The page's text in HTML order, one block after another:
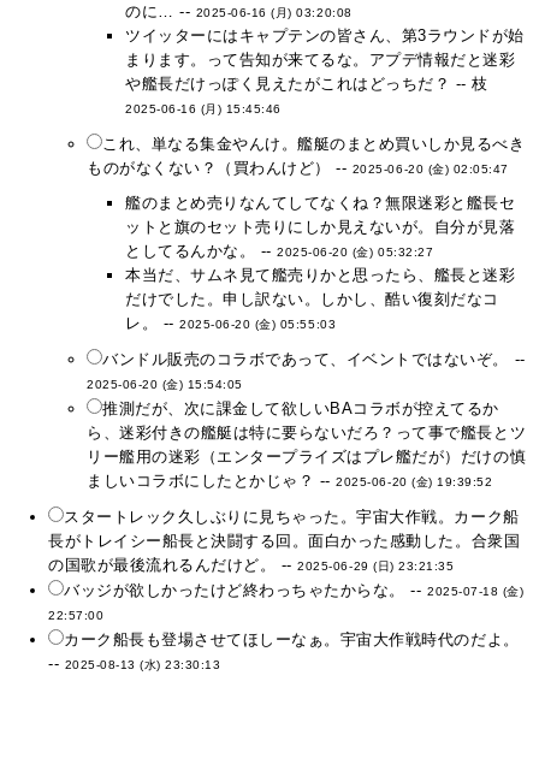
のに… -- 2025-06-16 (月) 03:20:08
ツイッターにはキャプテンの皆さん、第3ラウンドが始
まります。って告知が来てるな。アプデ情報だと迷彩
や艦長だけっぽく見えたがこれはどっちだ？ -- 枝
2025-06-16 (月) 15:45:46
これ、単なる集金やんけ。艦艇のまとめ買いしか見るべき
ものがなくない？（買わんけど） -- 2025-06-20 (金) 02:05:47
艦のまとめ売りなんてしてなくね？無限迷彩と艦長セ
ットと旗のセット売りにしか見えないが。自分が見落
としてるんかな。 --2025-06-20 (金) 05:32:27
本当だ、サムネ見て艦売りかと思ったら、艦長と迷彩
だけでした。申し訳ない。しかし、酷い復刻だなコ
レ。 --2025-06-20 (金) 05:55:03
バンドル販売のコラボであって、イベントではないぞ。 --
2025-06-20 (金) 15:54:05
推測だが、次に課金して欲しいBAコラボが控えてるか
ら、迷彩付きの艦艇は特に要らないだろ？って事で艦長とツ
リー艦用の迷彩（エンタープライズはプレ艦だが）だけの慎
ましいコラボにしたとかじゃ？ --2025-06-20 (金) 19:39:52
スタートレック久しぶりに見ちゃった。宇宙大作戦。カーク船
長がトレイシー船長と決闘する回。面白かった感動した。合衆国
の国歌が最後流れるんだけど。 --2025-06-29 (日) 23:21:35
バッジが欲しかったけど終わっちゃたからな。 -- 2025-07-18 (金)
22:57:00
カーク船長も登場させてほしーなぁ。宇宙大作戦時代のだよ。
-- 2025-08-13 (水) 23:30:13